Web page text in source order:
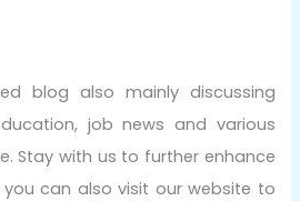
blog also mainly discussing
job news and various
Stay with us to further enhance
you can also visit our website to